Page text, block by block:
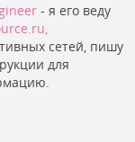
- я его веду
сетей, пишу
для